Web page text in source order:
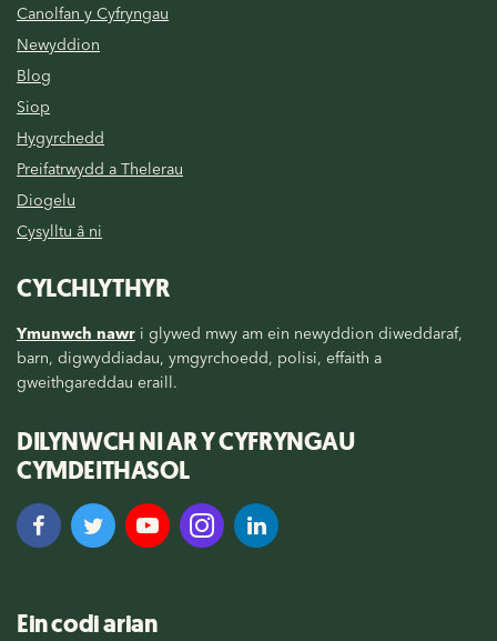
Canolfan y Cyfryngau
Newyddion
Blog
Siop
Hygyrchedd
Preifatrwydd a Thelerau
Diogelu
Cysylltu â ni
CYLCHLYTHYR
Ymunwch nawr i glywed mwy am ein newyddion diweddaraf,
barn, digwyddiadau, ymgyrchoedd, polisi, effaith a
gweithgareddau eraill.
DILYNWCH NI AR Y CYFRYNGAU
CYMDEITHASOL
Ein codi arian